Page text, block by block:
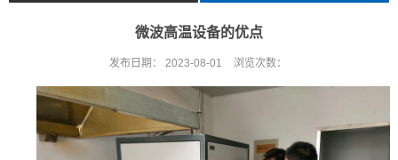
微波高温设备的优点
发布日期： 2023-08-01 浏览次数：